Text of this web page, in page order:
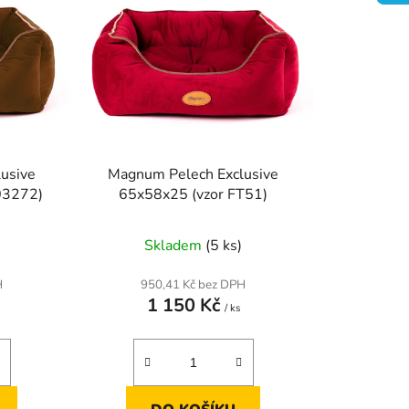
K
O
Š
K
p
r
o
Magnum Pelech Exclusive
65x58x25 (vzor FT51)
Skladem (5 ks)
950,41 Kč bez DPH
1 150 Kč / ks